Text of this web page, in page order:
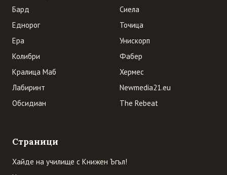
Бард
Еднорог
Ера
Колибри
Кралица Маб
Лабиринт
Обсидиан
Сиела
Точица
Унискорп
Фабер
Хермес
Newmedia21.eu
The Rebeat
Страници
Хайде на училище с Книжен Ъгъл!